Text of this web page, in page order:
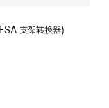
支架转换器)